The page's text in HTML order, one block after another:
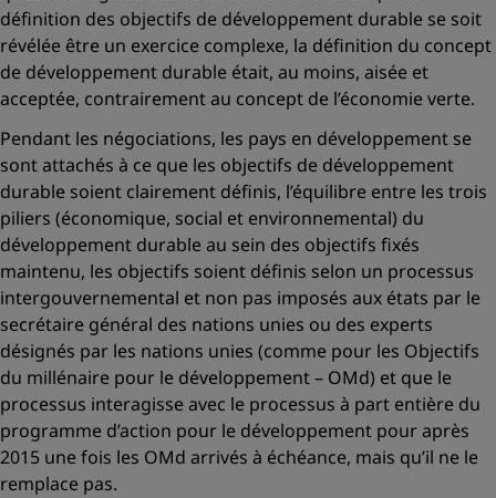
définition des objectifs de développement durable se soit
révélée être un exercice complexe, la définition du concept
de développement durable était, au moins, aisée et
acceptée, contrairement au concept de l’économie verte.
Pendant les négociations, les pays en développement se
sont attachés à ce que les objectifs de développement
durable soient clairement définis, l’équilibre entre les trois
piliers (économique, social et environnemental) du
développement durable au sein des objectifs fixés
maintenu, les objectifs soient définis selon un processus
intergouvernemental et non pas imposés aux états par le
secrétaire général des nations unies ou des experts
désignés par les nations unies (comme pour les Objectifs
du millénaire pour le développement – OMd) et que le
processus interagisse avec le processus à part entière du
programme d’action pour le développement pour après
2015 une fois les OMd arrivés à échéance, mais qu’il ne le
remplace pas.